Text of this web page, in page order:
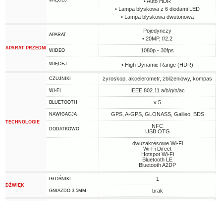
• Lampa błyskowa z 6 diodami LED
• Lampa błyskowa dwutonowa
APARAT PRZEDNI
APARAT
Pojedynczy
• 20MP, f/2.2
WIDEO 1080p - 30fps
WIĘCEJ • High Dynamic Range (HDR)
TECHNOLOGIE
CZUJNIKI żyroskop, akcelerometr, zbliżeniowy, kompas
WI-FI IEEE 802.11 a/b/g/n/ac
BLUETOOTH v 5
NAWIGACJA GPS, A-GPS, GLONASS, Galileo, BDS
DODATKOWO
NFC
USB OTG
dwuzakresowe Wi-Fi
Wi-Fi Direct
Hotspot Wi-Fi
Bluetooth LE
Bluetooth A2DP
DŹWIĘK
GŁOŚNIKI 1
GNIAZDO 3,5MM brak